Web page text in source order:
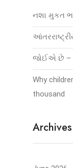
નશા મુકત
જોઈએ છે –
Why
thousand
Archives